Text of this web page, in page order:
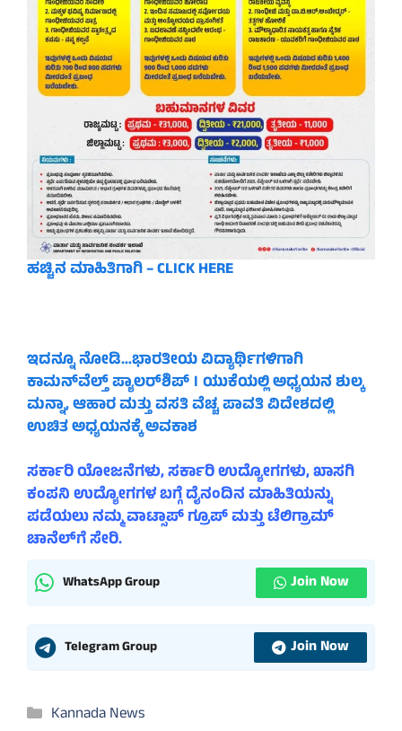
ಹಚ್ಚಿನ ಮಾಹಿತಿಗಾಗಿ – CLICK HERE
ಇದನ್ನೂ ನೋಡಿ…ಭಾರತೀಯ ವಿದ್ಯಾರ್ಥಿಗಳಿಗಾಗಿ
ಕಾಮನ್‌ವೆಲ್ತ್ ಪ್ಯಾಲರ್‌ಶಿಪ್ । ಯುಕೆಯಲ್ಲಿ ಅಧ್ಯಯನ ಶುಲ್ಕ
ಮನ್ನಾ, ಆಹಾರ ಮತ್ತು ವಸತಿ ವೆಚ್ಚ ಪಾವತಿ ವಿದೇಶದಲ್ಲಿ
ಉಚಿತ ಅಧ್ಯಯನಕ್ಕೆ ಅವಕಾಶ
ಸರ್ಕಾರಿ ಯೋಜನೆಗಳು, ಸರ್ಕಾರಿ ಉದ್ಯೋಗಗಳು, ಖಾಸಗಿ
ಕಂಪನಿ ಉದ್ಯೋಗಗಳ ಬಗ್ಗೆ ದೈನಂದಿನ ಮಾಹಿತಿಯನ್ನು
ಪಡೆಯಲು ನಮ್ಮ ವಾಟ್ಸಾಪ್ ಗ್ರೂಪ್ ಮತ್ತು ಟೆಲಿಗ್ರಾಮ್
ಚಾನೆಲ್‌ಗೆ ಸೇರಿ.
WhatsApp Group Join Now
Telegram Group Join Now
Categories
Kannada News